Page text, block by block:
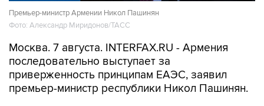
Премьер-министр Армении Никол Пашинян
Фото: Александр Миридонов/ТАСС
Москва. 7 августа. INTERFAX.RU - Армения
последовательно выступает за
приверженность принципам ЕАЭС, заявил
премьер-министр республики Никол Пашинян.